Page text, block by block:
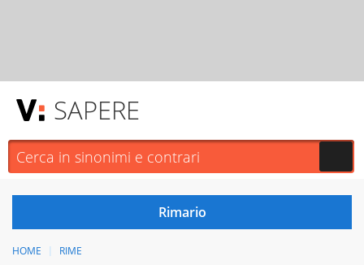
SAPERE
HOME RIME